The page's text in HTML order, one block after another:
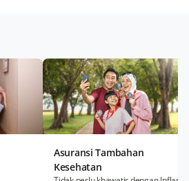
Asuransi Tambahan
Kesehatan